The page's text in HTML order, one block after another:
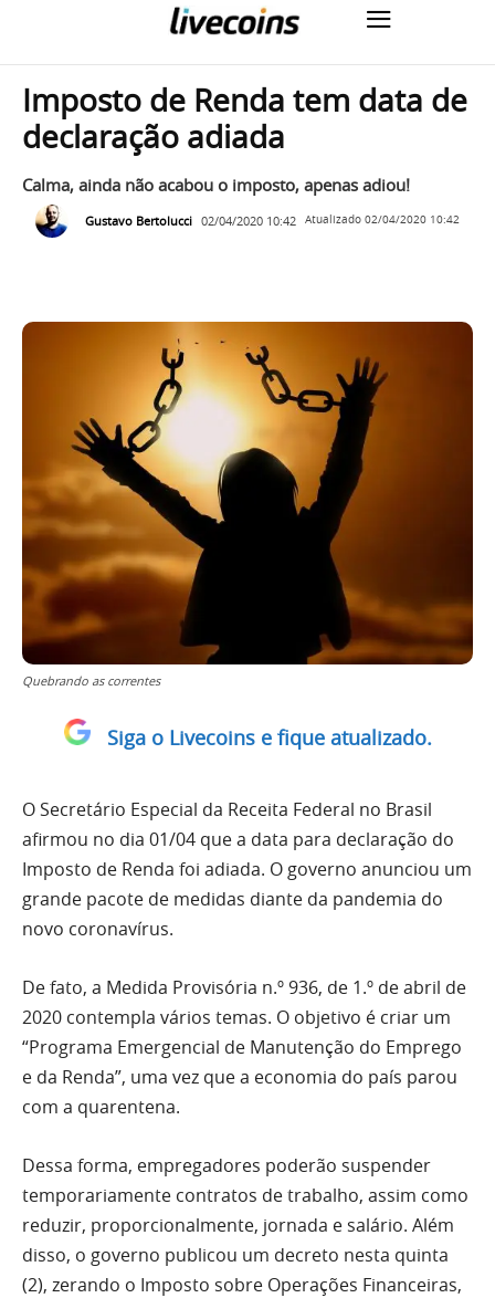
Imposto de Renda tem data de
declaração adiada
Calma, ainda não acabou o imposto, apenas adiou!
Gustavo Bertolucci 02/04/2020 10:42 Atualizado 02/04/2020 10:42
Quebrando as correntes
Siga o Livecoins e fique atualizado.
O Secretário Especial da Receita Federal no Brasil
afirmou no dia 01/04 que a data para declaração do
Imposto de Renda foi adiada. O governo anunciou um
grande pacote de medidas diante da pandemia do
novo coronavírus.
De fato, a Medida Provisória n.º 936, de 1.º de abril de
2020 contempla vários temas. O objetivo é criar um
“Programa Emergencial de Manutenção do Emprego
e da Renda”, uma vez que a economia do país parou
com a quarentena.
Dessa forma, empregadores poderão suspender
temporariamente contratos de trabalho, assim como
reduzir, proporcionalmente, jornada e salário. Além
disso, o governo publicou um decreto nesta quinta
(2), zerando o Imposto sobre Operações Financeiras,